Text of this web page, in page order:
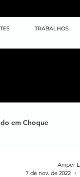
TRABALHOS
em Choque
Case de Sucesso
Amper
7 de nov. de 2022